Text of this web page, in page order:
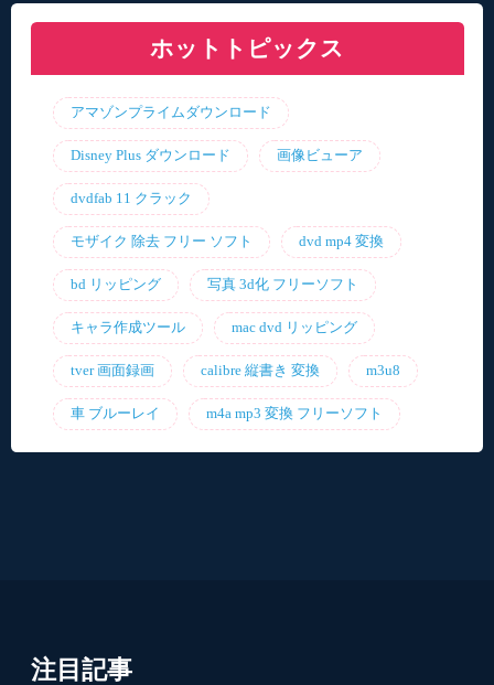
ホットトピックス
アマゾンプライムダウンロード
Disney Plus ダウンロード 画像ビューア
dvdfab 11 クラック
モザイク 除去 フリー ソフト dvd mp4 変換
bd リッピング 写真 3d化 フリーソフト
キャラ作成ツール mac dvd リッピング
tver 画面録画 calibre 縦書き 変換 m3u8
車 ブルーレイ m4a mp3 変換 フリーソフト
注目記事